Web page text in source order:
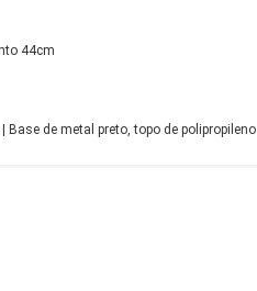
44cm
de metal preto, topo de polipropileno